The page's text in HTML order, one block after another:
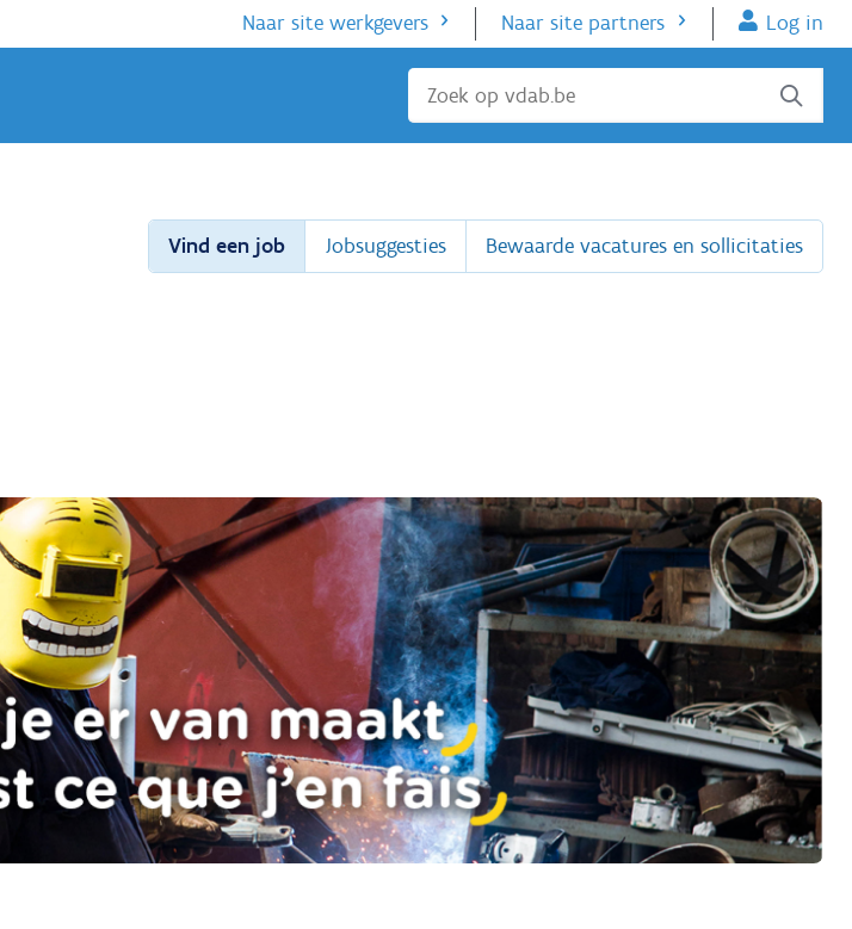
Naar site werkgevers Naar site partners Log in
Sluiten
Vind een job Jobsuggesties Bewaarde vacatures en sollicitaties